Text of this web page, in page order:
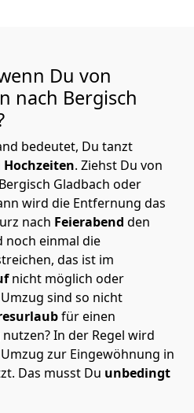
Du von
nach Bergisch
bedeutet, Du tanzt
Hochzeiten. Ziehst Du von
Gladbach oder
wird die Entfernung das
nach Feierabend den
noch einmal die
das ist im
nicht möglich oder
sind so nicht
für einen
nutzen? In der Regel wird
zur Eingewöhnung in
Das musst Du unbedingt